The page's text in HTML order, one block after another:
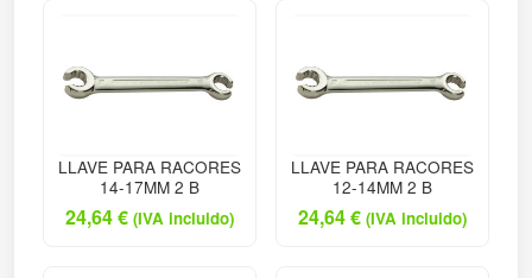
LLAVE PARA RACORES
14-17MM 2 B
24,64€ (IVA incluido)
LLAVE PARA RACORES
12-14MM 2 B
24,64€ (IVA incluido)